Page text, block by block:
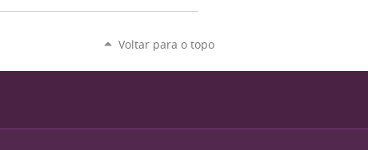
Voltar para o topo